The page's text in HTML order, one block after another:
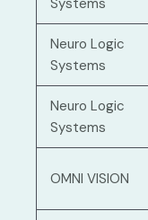
Systems
Neuro Logic
Systems
Neuro Logic
Systems
OMNI VISION